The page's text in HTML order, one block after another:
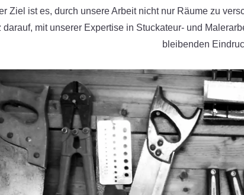
Ziel ist es, durch unsere Arbeit nicht nur Räume zu
darauf, mit unserer Expertise in Stuckateur- und
bleibenden